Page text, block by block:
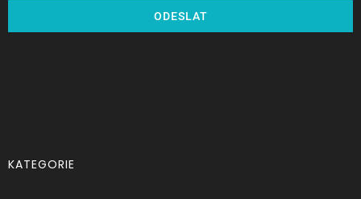
ODESLAT
KATEGORIE